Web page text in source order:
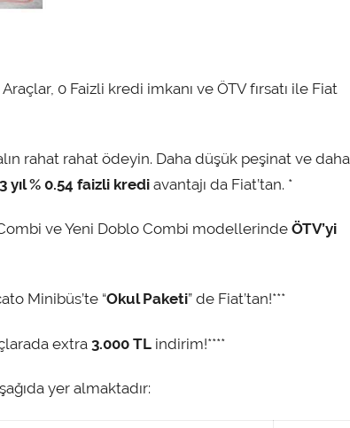
0 Faizli kredi imkanı ve ÖTV fırsatı ile Fiat
rahat rahat ödeyin. Daha düşük peşinat ve daha
yıl % 0.54 faizli kredi avantajı da Fiat’tan. *
ve Yeni Doblo Combi modellerinde ÖTV’yi
Minibüs’te “Okul Paketi” de Fiat’tan!***
extra 3.000 TL indirim!****
yer almaktadır: